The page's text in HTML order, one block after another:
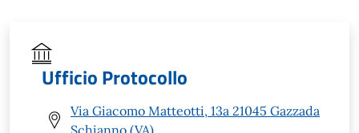
Ufficio Protocollo
Via Giacomo Matteotti, 13a 21045 Gazzada
Schianno (VA)